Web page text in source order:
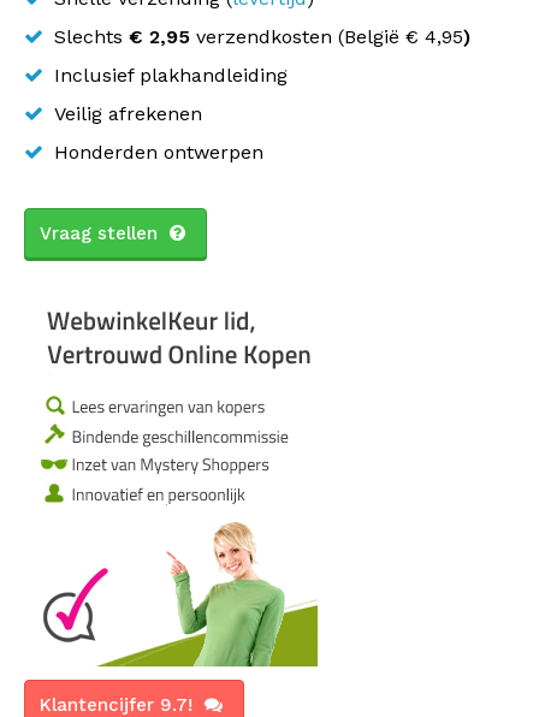
Slechts € 2,95 verzendkosten (België € 4,95)
Inclusief plakhandleiding
Veilig afrekenen
Honderden ontwerpen
Vraag stellen
Klantencijfer 9.7!